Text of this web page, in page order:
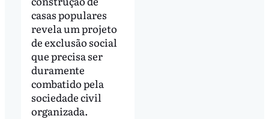
casas populares
revela um projeto
de exclusão social
que precisa ser
duramente
combatido pela
sociedade civil
organizada.